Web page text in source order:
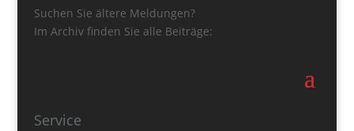
Suchen Sie ältere Meldungen?
Im Archiv finden Sie alle Beiträge:
Service